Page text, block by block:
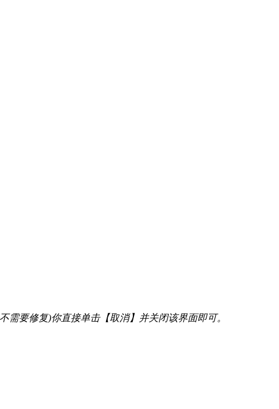
要修复)你直接单击【取消】并关闭该界面即可。